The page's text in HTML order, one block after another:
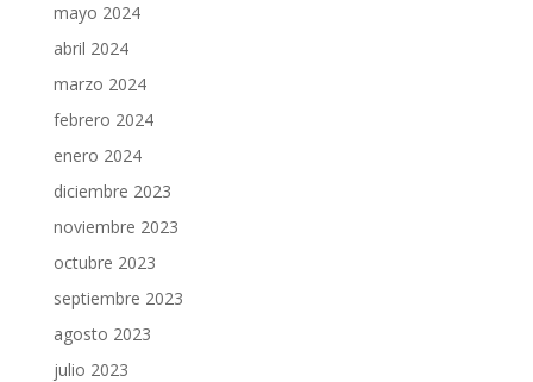
mayo 2024
abril 2024
marzo 2024
febrero 2024
enero 2024
diciembre 2023
noviembre 2023
octubre 2023
septiembre 2023
agosto 2023
julio 2023